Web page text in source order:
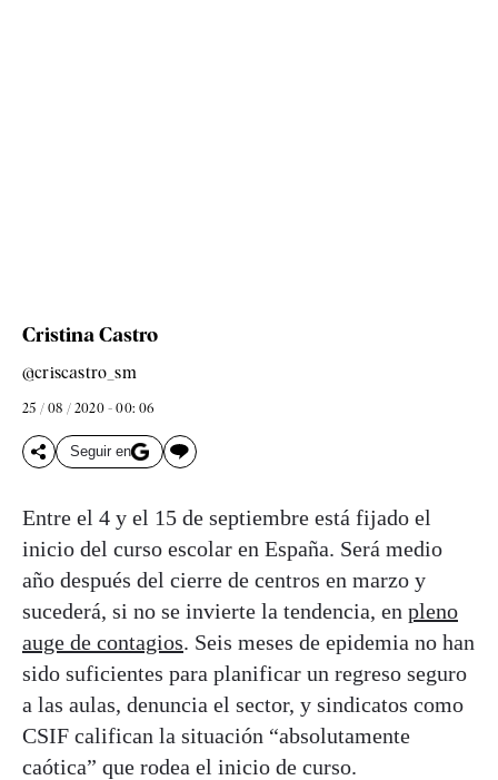
Cristina Castro
@criscastro_sm
25 / 08 / 2020 - 00: 06
Seguir en
Entre el 4 y el 15 de septiembre está fijado el
inicio del curso escolar en España. Será medio
año después del cierre de centros en marzo y
sucederá, si no se invierte la tendencia, en pleno
auge de contagios. Seis meses de epidemia no han
sido suficientes para planificar un regreso seguro
a las aulas, denuncia el sector, y sindicatos como
CSIF califican la situación “absolutamente
caótica” que rodea el inicio de curso.